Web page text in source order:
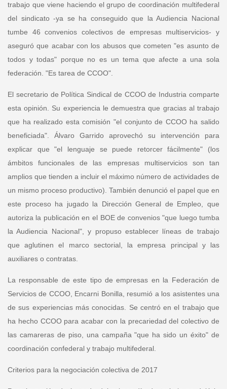
trabajo que viene haciendo el grupo de coordinación multifederal
del sindicato -ya se ha conseguido que la Audiencia Nacional
tumbe 46 convenios colectivos de empresas multiservicios- y
aseguró que acabar con los abusos que cometen "es asunto de
todos y todas" porque no es un tema que afecte a una sola
federación. "Es tarea de CCOO".
El secretario de Política Sindical de CCOO de Industria comparte
esta opinión. Su experiencia le demuestra que gracias al trabajo
que ha realizado esta comisión "el conjunto de CCOO ha salido
beneficiada". Álvaro Garrido aprovechó su intervención para
explicar que "el lenguaje se puede retorcer fácilmente" (los
ámbitos funcionales de las empresas multiservicios son tan
amplios que tienden a incluir el máximo número de actividades de
un mismo proceso productivo). También denunció el papel que en
este proceso ha jugado la Dirección General de Empleo, que
autoriza la publicación en el BOE de convenios "que luego tumba
la Audiencia Nacional", y propuso establecer líneas de trabajo
que aglutinen el marco sectorial, la empresa principal y las
auxiliares o contratas.
La responsable de este tipo de empresas en la Federación de
Servicios de CCOO, Encarni Bonilla , resumió a los asistentes una
de sus experiencias más conocidas. Se centró en el trabajo que
ha hecho CCOO para acabar con la precariedad del colectivo de
las camareras de piso, una campaña "que ha sido un éxito" de
coordinación confederal y trabajo multifederal.
Criterios para la negociación colectiva de 2017